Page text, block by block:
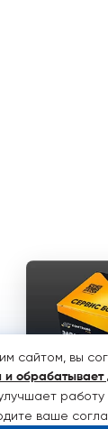
сайтом, вы
и
работу
ваше